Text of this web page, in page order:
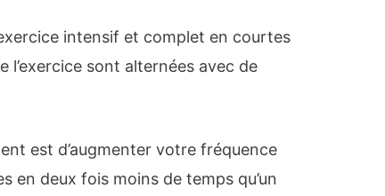
intensif et complet en courtes
l’exercice sont alternées avec de
est d’augmenter votre fréquence
en deux fois moins de temps qu’un